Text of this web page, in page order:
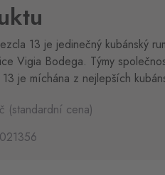
13 je jedinečný kubánský
Vigia Bodega. Týmy
je míchána z nejlepších
(standardní cena)